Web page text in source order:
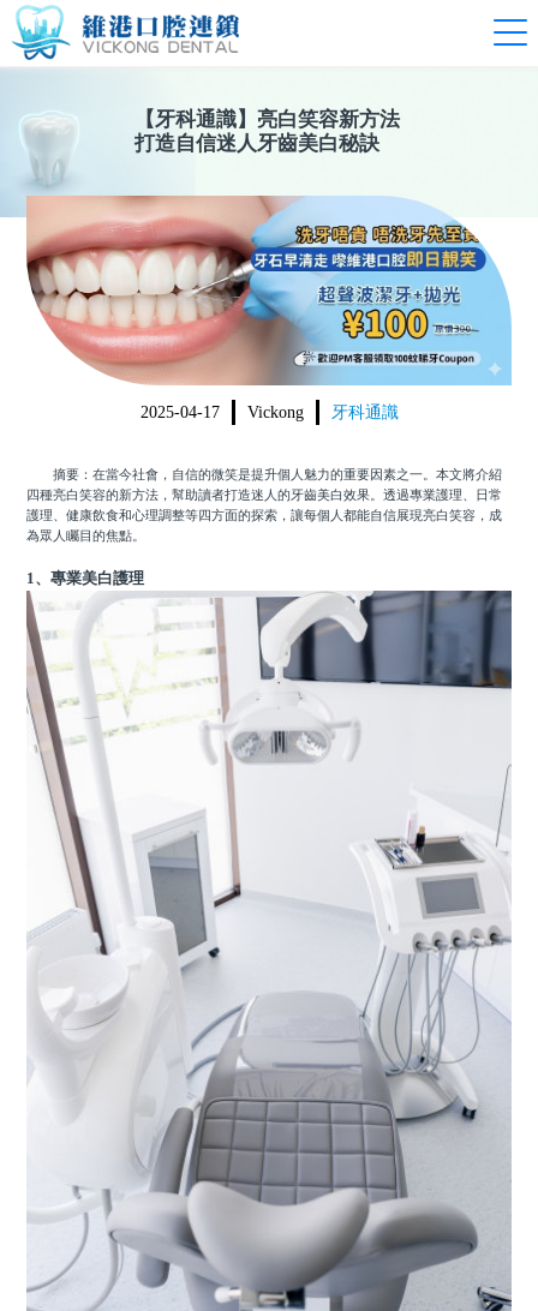
【 牙科通識】 亮白笑容新方法
打造自信迷人牙齒美白秘訣
2025-04-17 Vickong 牙科通識
摘要：在當今社會，自信的微笑是提升個人魅力的重要因素之一。本文將介紹
四種亮白笑容的新方法，幫助讀者打造迷人的牙齒美白效果。透過專業護理、日常
護理、健康飲食和心理調整等四方面的探索，讓每個人都能自信展現亮白笑容，成
為眾人矚目的焦點。
1、專業美白護理